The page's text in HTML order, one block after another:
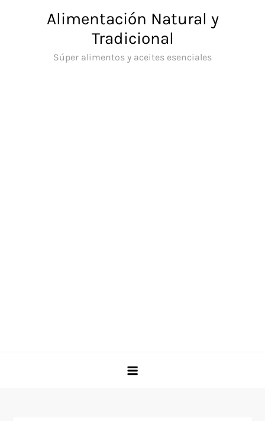
Alimentación Natural y
Tradicional
Súper alimentos y aceites esenciales